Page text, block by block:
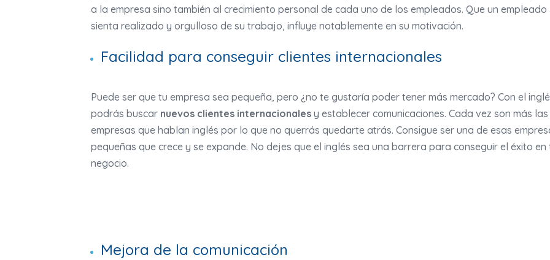
a la empresa sino también al crecimiento personal de cada uno de los empleados. Que un empleado
sienta realizado y orgulloso de su trabajo, influye notablemente en su motivación.
Facilidad para conseguir clientes internacionales
Puede ser que tu empresa sea pequeña, pero ¿no te gustaría poder tener más mercado? Con el
podrás buscar nuevos clientes internacionales y establecer comunicaciones. Cada vez son más las
empresas que hablan inglés por lo que no querrás quedarte atrás. Consigue ser una de esas
pequeñas que crece y se expande. No dejes que el inglés sea una barrera para conseguir el éxito en
negocio.
Mejora de la comunicación